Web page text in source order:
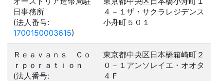
日事務所
(法人番号:
1700150003615)
４－１ザ・サクラレジデンス
小舟町５０１
Ｒｅａｖａｎｓ Ｃｏ
ｒｐｏｒａｔｉｏｎ
(法人番号:
東京都中央区日本橋箱崎町２
０－１アンソレイエ・オオタ
４Ｆ